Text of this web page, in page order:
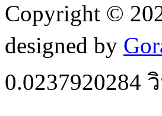
Copyright ©
designed by
0.0237920284